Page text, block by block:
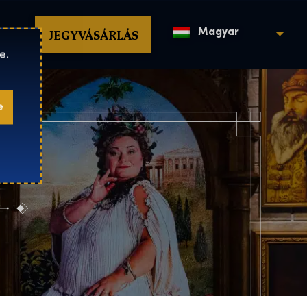
JEGYVÁSÁRLÁS Magyar